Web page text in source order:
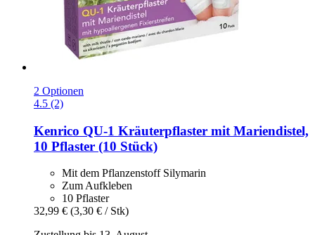
2 Optionen
4.5 (2)
Kenrico QU-​1 Kräuterpflaster mit Mariendistel,
10 Pflaster (10 Stück)
Mit dem Pflanzenstoff Silymarin
Zum Aufkleben
10 Pflaster
32,99 € (3,30 € / Stk)